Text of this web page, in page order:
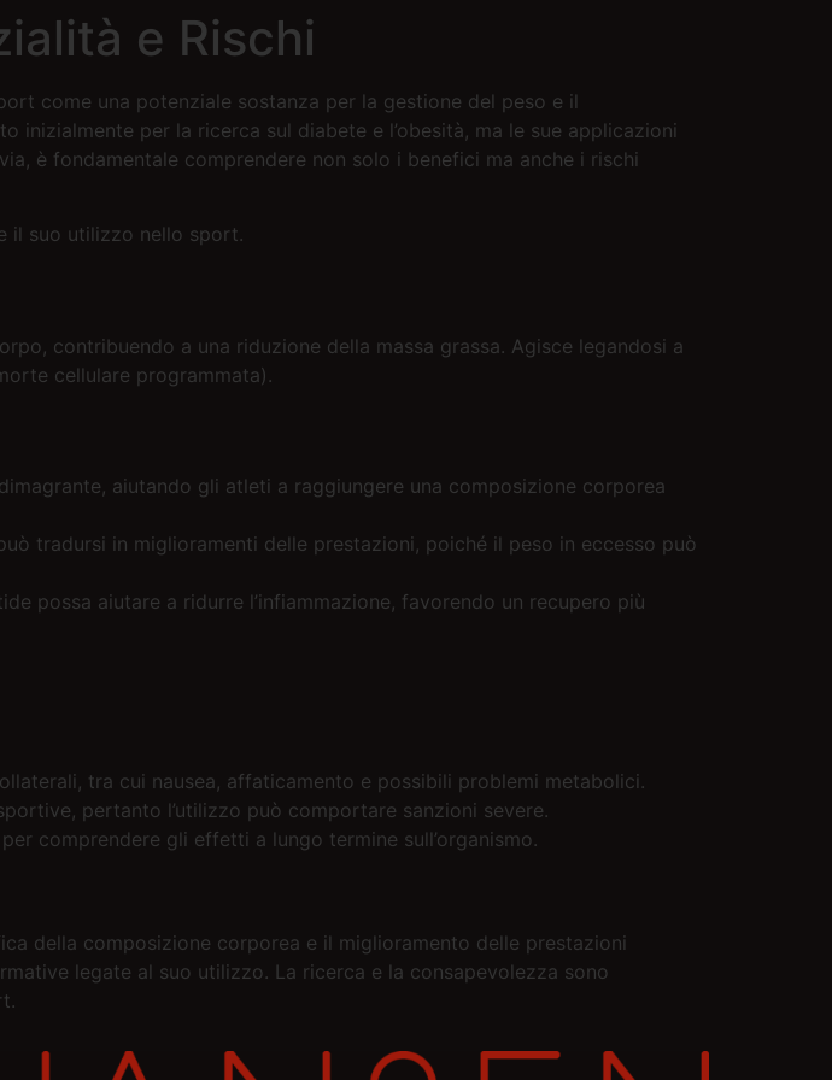
e Rischi
come una potenziale sostanza per la gestione del peso e il
per la ricerca sul diabete e l’obesità, ma le sue applicazioni
è fondamentale comprendere non solo i benefici ma anche i rischi
il suo utilizzo nello sport.
contribuendo a una riduzione della massa grassa. Agisce legandosi a
cellulare programmata).
aiutando gli atleti a raggiungere una composizione corporea
tradursi in miglioramenti delle prestazioni, poiché il peso in eccesso può
possa aiutare a ridurre l’infiammazione, favorendo un recupero più
tra cui nausea, affaticamento e possibili problemi metabolici.
pertanto l’utilizzo può comportare sanzioni severe.
comprendere gli effetti a lungo termine sull’organismo.
della composizione corporea e il miglioramento delle prestazioni
legate al suo utilizzo. La ricerca e la consapevolezza sono